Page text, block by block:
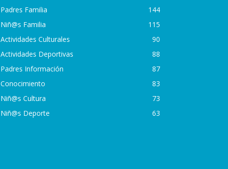
Padres Familia
144
Niñ@s Familia
115
Actividades Culturales
90
Actividades Deportivas
88
Padres Información
87
Conocimiento
83
Niñ@s Cultura
73
Niñ@s Deporte
63